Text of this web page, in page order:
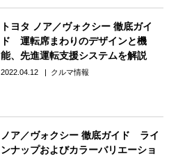
トヨタ ノア／ヴォクシー 徹底ガイ
ド 運転席まわりのデザインと機
能、先進運転支援システムを解説
2022.04.12 クルマ情報
ノア／ヴォクシー 徹底ガイド ライ
ンナップおよびカラーバリエーショ